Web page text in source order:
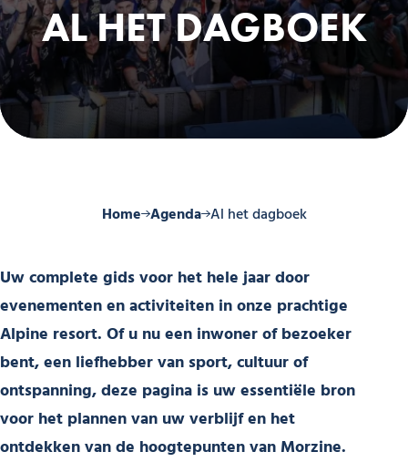
AL HET DAGBOEK
Home Agenda Al het dagboek
Uw complete gids voor het hele jaar door
evenementen en activiteiten in onze prachtige
Alpine resort. Of u nu een inwoner of bezoeker
bent, een liefhebber van sport, cultuur of
ontspanning, deze pagina is uw essentiële bron
voor het plannen van uw verblijf en het
ontdekken van de hoogtepunten van Morzine.